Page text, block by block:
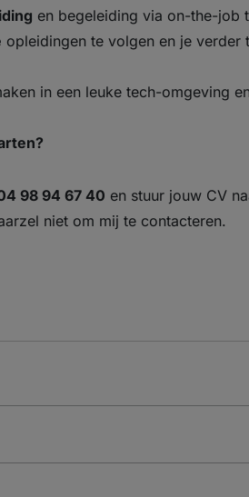
en begeleiding via on-the-job
opleidingen te volgen en je
in een leuke tech-omgeving
98 94 67 40 en stuur jouw CV
niet om mij te contacteren.